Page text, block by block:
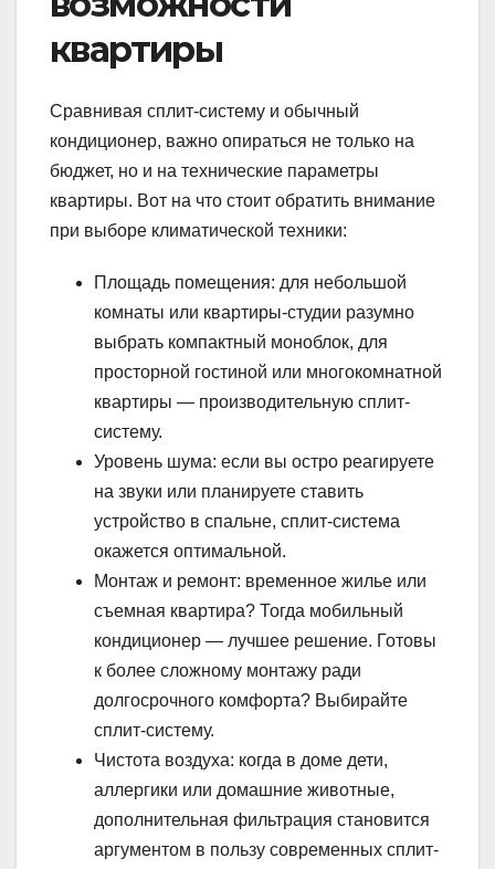
квартиры
Сравнивая сплит-систему и обычный
кондиционер, важно опираться не только на
бюджет, но и на технические параметры
квартиры. Вот на что стоит обратить внимание
при выборе климатической техники:
Площадь помещения: для небольшой
комнаты или квартиры-студии разумно
выбрать компактный моноблок, для
просторной гостиной или многокомнатной
квартиры — производительную сплит-
систему.
Уровень шума: если вы остро реагируете
на звуки или планируете ставить
устройство в спальне, сплит-система
окажется оптимальной.
Монтаж и ремонт: временное жилье или
съемная квартира? Тогда мобильный
кондиционер — лучшее решение. Готовы
к более сложному монтажу ради
долгосрочного комфорта? Выбирайте
сплит-систему.
Чистота воздуха: когда в доме дети,
аллергики или домашние животные,
дополнительная фильтрация становится
аргументом в пользу современных сплит-